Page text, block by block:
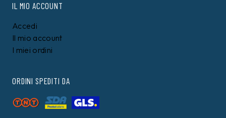
IL MIO ACCOUNT
Accedi
Il mio account
I miei ordini
ORDINI SPEDITI DA